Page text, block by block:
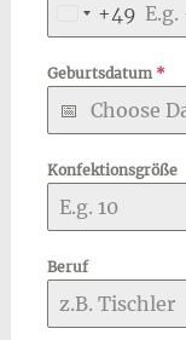
Germany
+49
Geburtsdatum *
Konfektionsgröße
Beruf